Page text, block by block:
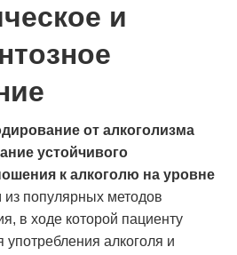
и
от алкоголизма
устойчивого
к алкоголю на уровне
популярных методов
в ходе которой пациенту
алкоголя и